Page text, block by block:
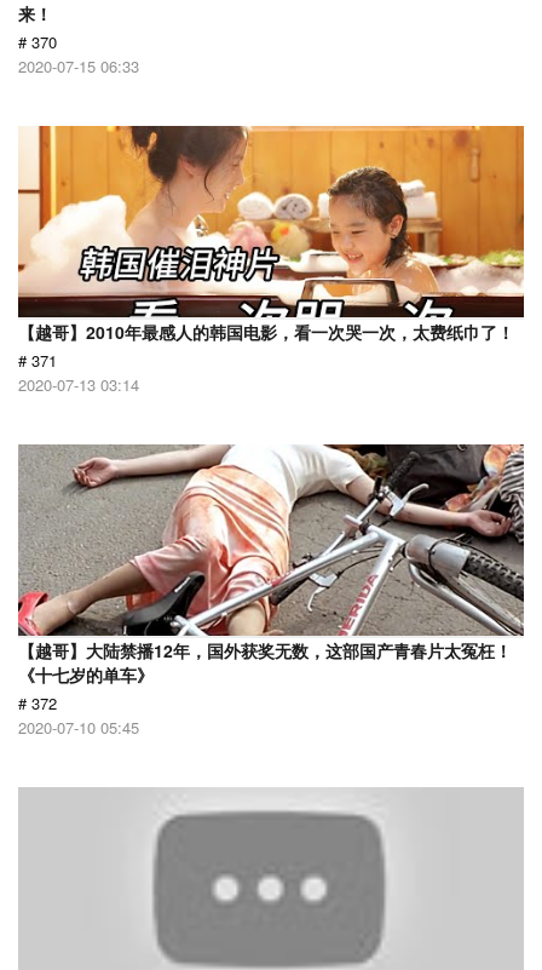
来！
# 370
2020-07-15 06:33
【越哥】2010年最感人的韩国电影，看一次哭一次，太费纸巾了！
# 371
2020-07-13 03:14
【越哥】大陆禁播12年，国外获奖无数，这部国产青春片太冤枉！
《十七岁的单车》
# 372
2020-07-10 05:45